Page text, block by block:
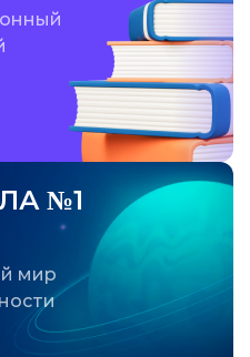
№1
мир